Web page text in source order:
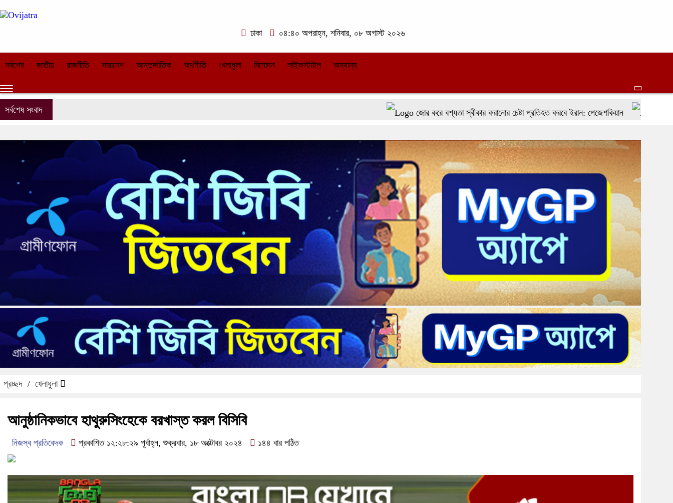
ঢাকা ০৪:৪০ অপরাহ্ন, শনিবার, ০৮ অগাস্ট ২০২৬
সর্বশেষ জাতীয় রাজনীতি সারাদেশ আন্তর্জাতিক অর্থনীতি খেলাধুলা বিনোদন লাইফস্টাইল অন্যান্য
সর্বশেষ সংবাদ জোর করে বশ্যতা স্বীকার করানোর চেষ্টা প্রতিহত করবে ইরান: পেজেশকিয়ান জাকসুর
প্রচ্ছদ / খেলাধুলা
আনুষ্ঠানিকভাবে হাথুরুসিংহেকে বরখাস্ত করল বিসিবি
নিজস্ব প্রতিবেদক প্রকাশিত ১২:২৮:২৯ পূর্বাহ্ন, শুক্রবার, ১৮ অক্টোবর ২০২৪ ১৪৪ বার পঠিত